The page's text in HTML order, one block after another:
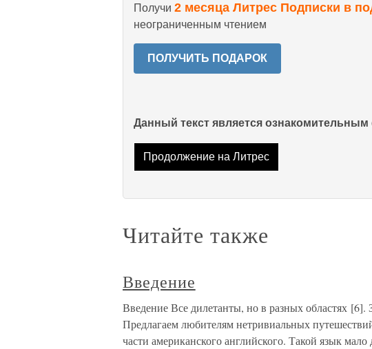
Получи 2 месяца Литрес Подписки в
неограниченным чтением
ПОЛУЧИТЬ ПОДАРОК
Данный текст является
Продолжение на Литрес
Читайте также
Введение
Введение Все дилетанты, но в разных областях [6].
Предлагаем любителям нетривиальных
части американского английского. Такой язык